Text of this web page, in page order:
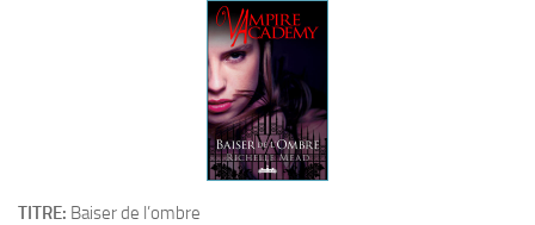
TITRE: Baiser de l’ombre